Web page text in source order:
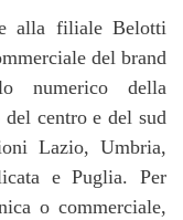
alla filiale Belotti
del brand
numerico della
centro e del sud
Lazio, Umbria,
e Puglia. Per
o commerciale,